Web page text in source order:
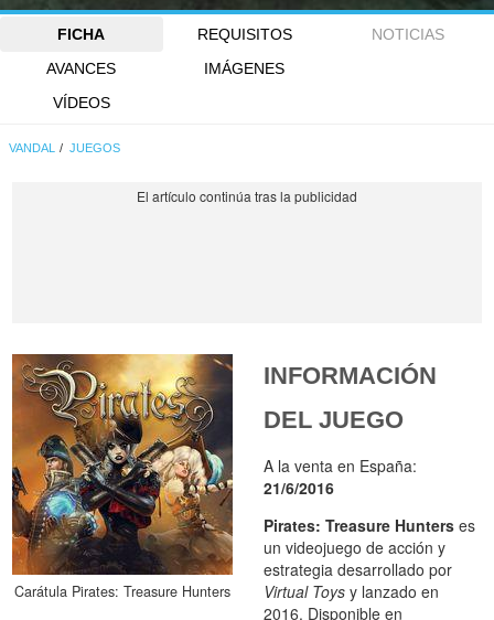
FICHA REQUISITOS
NOTICIAS
AVANCES
IMÁGENES
VÍDEOS
VANDAL JUEGOS
Carátula Pirates: Treasure Hunters
INFORMACIÓN
DEL JUEGO
A la venta en España:
21/6/2016
Pirates: Treasure Hunters es
un videojuego de acción y
estrategia desarrollado por
Virtual Toys y lanzado en
2016. Disponible en